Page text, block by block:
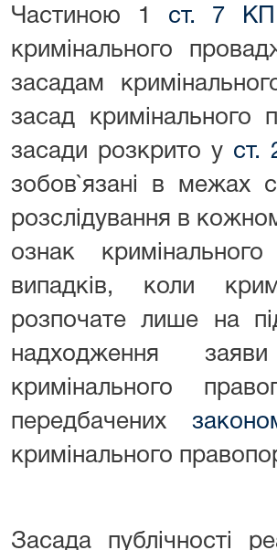
Частиною 1 ст. 7
кримінального
засадам
засад кримінального
засади розкрито у ст.
зобов`язані в межах
розслідування в
ознак
випадків, коли
розпочате лише на
надходження
кримінального
передбачених
кримінального
Засада публічності